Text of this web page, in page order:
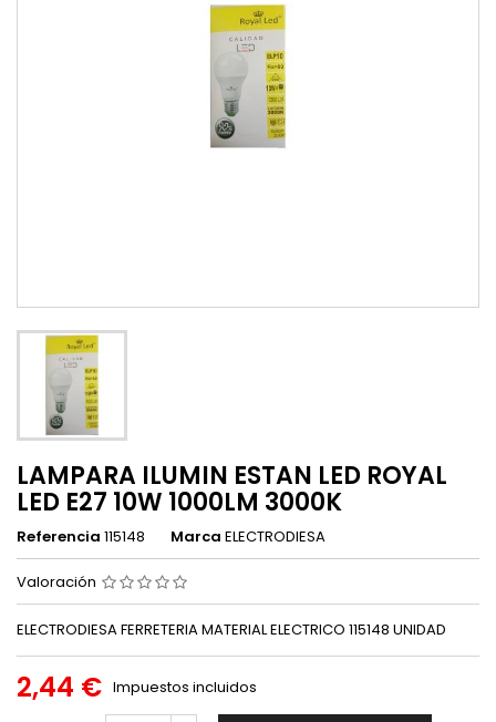
LAMPARA ILUMIN ESTAN LED ROYAL
LED E27 10W 1000LM 3000K
Referencia 115148 Marca ELECTRODIESA
Valoración
ELECTRODIESA FERRETERIA MATERIAL ELECTRICO 115148 UNIDAD
2,44 € Impuestos incluidos